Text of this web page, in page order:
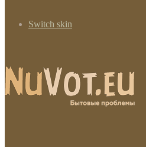
Switch skin